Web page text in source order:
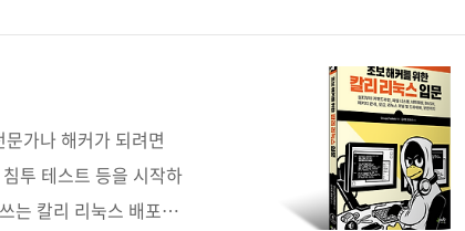
에서 한 장 크기의 시
가나 해커가 되려면
투 테스트 등을 시작하
는 칼리 리눅스 배포판